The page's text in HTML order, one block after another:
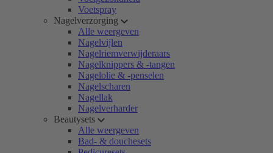
Voetspray
Nagelverzorging
Alle weergeven
Nagelvijlen
Nagelriemverwijderaars
Nagelknippers & -tangen
Nagelolie & -penselen
Nagelscharen
Nagellak
Nagelverharder
Beautysets
Alle weergeven
Bad- & douchesets